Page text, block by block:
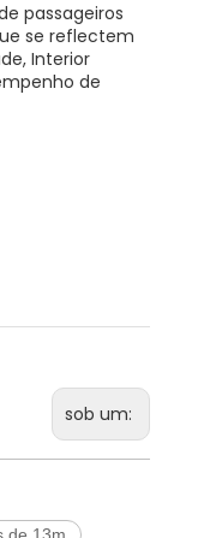
passageiros
se reflectem
Interior
de
sob um: